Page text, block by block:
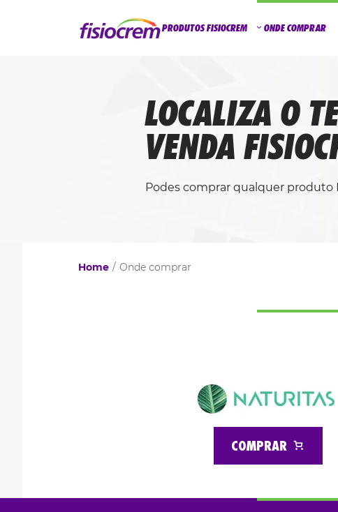
PRODUTOS FISIOCREM ONDE COMPRAR
LOCALIZA O
VENDA
Podes comprar qualquer produto
Home Onde comprar
COMPRAR